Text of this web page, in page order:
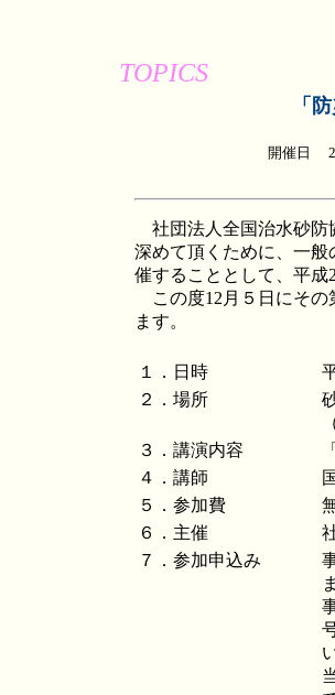
TOPICS
「
開催日
社団法人全国治水砂防
深めて頂くために、一
催することとして、平
この度12月５日にその
ます。
１．日時
２．場所
３．講演内容
４．講師
５．参加費
６．主催
７．参加申込み